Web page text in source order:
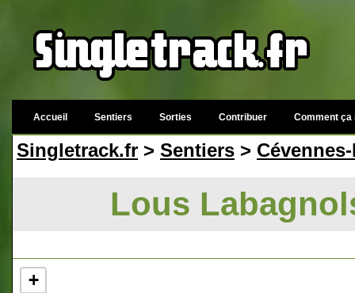
Accueil Sentiers Sorties Contribuer Comment ça
Singletrack.fr > Sentiers >
Lous
+